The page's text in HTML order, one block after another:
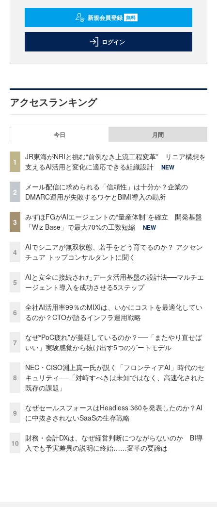
新規会員登録 無料
ログイン
アクセスランキング
今日 月間
1
JR東海がNRIと挑む“前例なき上流工程変革” リニア構想を
支えるAI活用と変化に適応できる組織設計
NEW
2
メール配信に求められる「信頼性」は十分か？企業の
DMARC運用が失敗するワケとBIMI導入の勘所
3
みずほFGがAIエージェントの“量産体制”を確立 開発基盤
「Wiz Base」で最大70%の工数短縮
NEW
4
AIでシニアが無双状態、若手をどう育てるのか？ アクセン
チュア トップコンサルタントに聞く
5
AIと安全に接続されたデータ活用基盤の設計法──マルチエ
ージェント導入を成功させる5ステップ
6
全社AI活用率99％のMIXIは、いかにコストを最適化してい
るのか？CTOが語るインフラ運用戦略
7
なぜ“PoC疲れ”が蔓延しているのか？──「またやり直せば
いい」実験感覚から抜け出す5つのゲートモデル
8
NEC・CISO淵上真一氏が説く「フロンティアAI」時代のセ
キュリティ──「対峙すべきは未知ではなく、高速化された
既存の課題」
9
なぜセールスフォースはHeadless 360を発表したのか？AI
に中抜きされないSaaSの生存戦略
10
財務・会計DXは、なぜ経営判断につながらないのか BI導
入でも予実差異の説明に終始……変革の要諦は